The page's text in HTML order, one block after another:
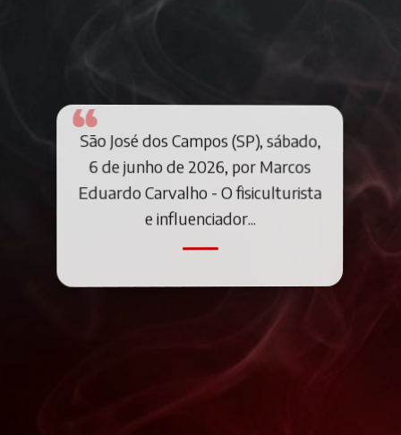
São José dos Campos (SP), sábado,
6 de junho de 2026, por Marcos
Eduardo Carvalho - O fisiculturista
e influenciador...